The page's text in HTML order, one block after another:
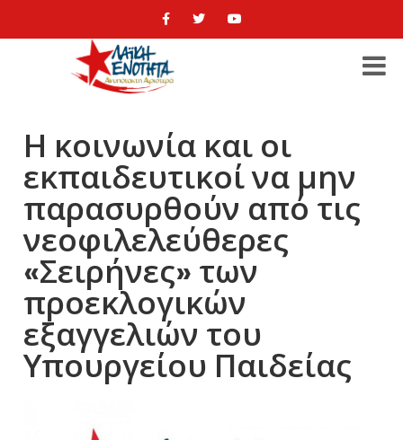
Η κοινωνία και οι
εκπαιδευτικοί να μην
παρασυρθούν από τις
νεοφιλελεύθερες
«Σειρήνες» των
προεκλογικών
εξαγγελιών του
Υπουργείου Παιδείας